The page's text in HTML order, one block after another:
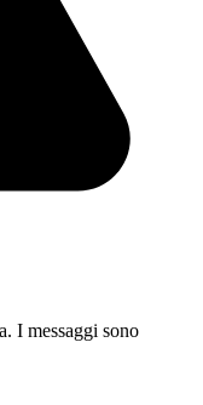
I messaggi sono